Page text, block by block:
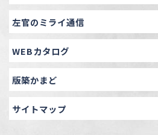
左官のミライ通信
WEBカタログ
版築かまど
サイトマップ